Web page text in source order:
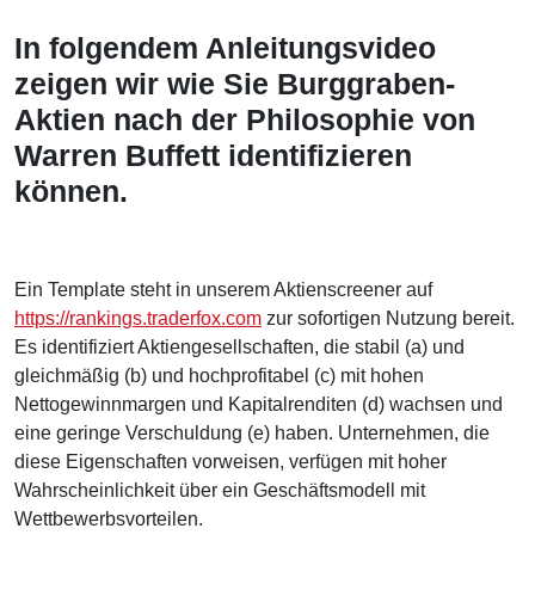
In folgendem Anleitungsvideo
zeigen wir wie Sie Burggraben-
Aktien nach der Philosophie von
Warren Buffett identifizieren
können.
Ein Template steht in unserem Aktienscreener auf
https://rankings.traderfox.com zur sofortigen Nutzung bereit.
Es identifiziert Aktiengesellschaften, die stabil (a) und
gleichmäßig (b) und hochprofitabel (c) mit hohen
Nettogewinnmargen und Kapitalrenditen (d) wachsen und
eine geringe Verschuldung (e) haben. Unternehmen, die
diese Eigenschaften vorweisen, verfügen mit hoher
Wahrscheinlichkeit über ein Geschäftsmodell mit
Wettbewerbsvorteilen.